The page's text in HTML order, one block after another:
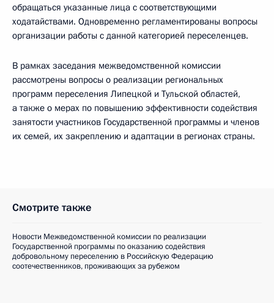
обращаться указанные лица с соответствующими
ходатайствами. Одновременно регламентированы вопросы
организации работы с данной категорией переселенцев.
В рамках заседания межведомственной комиссии
рассмотрены вопросы о реализации региональных
программ переселения Липецкой и Тульской областей,
а также о мерах по повышению эффективности содействия
занятости участников Государственной программы и членов
их семей, их закреплению и адаптации в регионах страны.
Смотрите также
Новости Межведомственной комиссии по реализации
Государственной программы по оказанию содействия
добровольному переселению в Российскую Федерацию
соотечественников, проживающих за рубежом